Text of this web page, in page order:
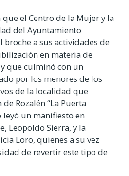
el Centro de la Mujer y la
del Ayuntamiento
a sus actividades de
en materia de
que culminó con un
por los menores de los
de la localidad que
Rozalén “La Puerta
leyó un manifiesto en
Leopoldo Sierra, y la
Loro, quienes a su vez
de revertir este tipo de